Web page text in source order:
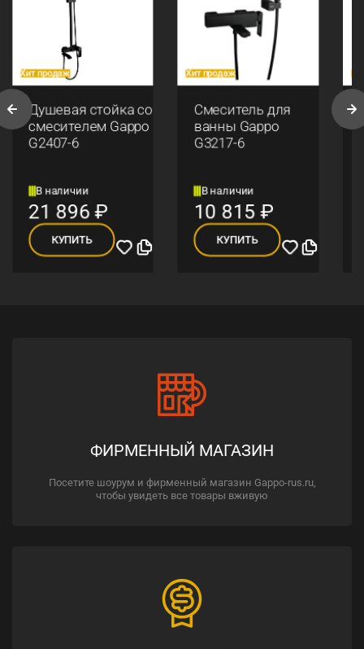
Хит продаж
Душевая стойка со
смесителем Gappo
G2407-6
В наличии
21 896₽
КУПИТЬ
Хит продаж
Смеситель для
ванны Gappo
G3217-6
В наличии
10 815₽
КУПИТЬ
ФИРМЕННЫЙ МАГАЗИН
Посетите шоурум и фирменный магазин Gappo-rus.ru,
чтобы увидеть все товары вживую